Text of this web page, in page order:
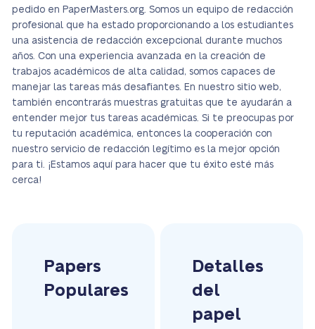
pedido en PaperMasters.org. Somos un equipo de redacción
profesional que ha estado proporcionando a los estudiantes
una asistencia de redacción excepcional durante muchos
años. Con una experiencia avanzada en la creación de
trabajos académicos de alta calidad, somos capaces de
manejar las tareas más desafiantes. En nuestro sitio web,
también encontrarás muestras gratuitas que te ayudarán a
entender mejor tus tareas académicas. Si te preocupas por
tu reputación académica, entonces la cooperación con
nuestro servicio de redacción legítimo es la mejor opción
para ti. ¡Estamos aquí para hacer que tu éxito esté más
cerca!
Papers
Populares
Detalles
del
papel